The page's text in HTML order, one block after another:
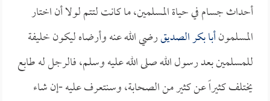
أحداث جسام في حياة المسلمين، ما كانت لتتم لولا أن اختار
المسلمونأبا بكر الصديقرضي الله عنه وأرضاه ليكون خليفة
للمسلمين بعد رسول الله صلى الله عليه وسلم، فالرجل له طابع
يختلف كثيراً عن كثير من الصحابة، وسنتعرف عليه -إن شاء